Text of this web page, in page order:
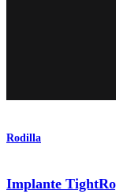
Rodilla
Implante